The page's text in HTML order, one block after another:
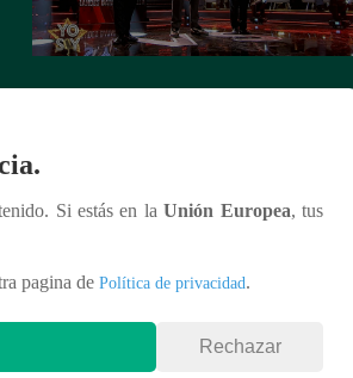
Si estás en laUnión Europea, tus
pagina de Política de privacidad.
Rechazar